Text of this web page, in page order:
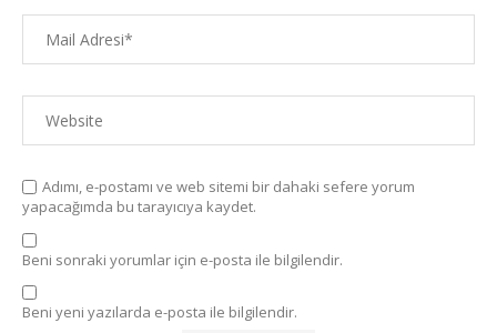
Adımı, e-postamı ve web sitemi bir dahaki sefere yorum
yapacağımda bu tarayıcıya kaydet.
Beni sonraki yorumlar için e-posta ile bilgilendir.
Beni yeni yazılarda e-posta ile bilgilendir.